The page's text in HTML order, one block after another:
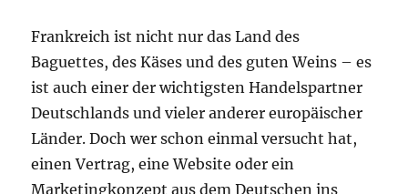
Frankreich ist nicht nur das Land des
Baguettes, des Käses und des guten Weins – es
ist auch einer der wichtigsten Handelspartner
Deutschlands und vieler anderer europäischer
Länder. Doch wer schon einmal versucht hat,
einen Vertrag, eine Website oder ein
Marketingkonzept aus dem Deutschen ins